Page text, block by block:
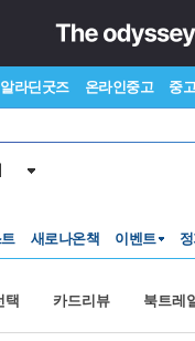
알라딘굿즈 온라인중고 중
새로나온책 이벤트
택 카드리뷰 북트레